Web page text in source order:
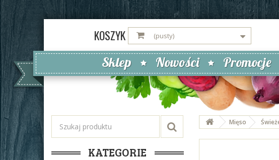
KOSZYK (pusty)
Sklep Nowości Promocje
KATEGORIE
Mięso